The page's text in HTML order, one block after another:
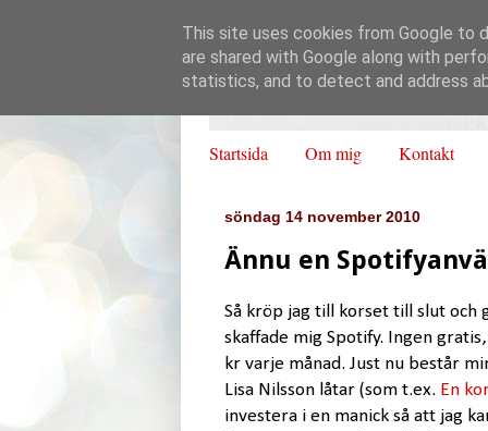
Startsida Om mig Kontakt
söndag 14 november 2010
Ännu en
Så kröp jag till korset till slut och
skaffade mig Spotify. Ingen
kr varje månad. Just nu består
Lisa Nilsson låtar (som t.ex. En
investera i en manick så att jag
This site uses cookies from Google to
are shared with Google along with
statistics, and to detect and address